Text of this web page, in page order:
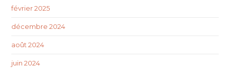
février 2025
décembre 2024
août 2024
juin 2024